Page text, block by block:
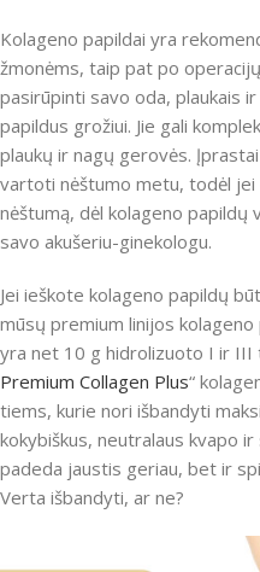
Kolageno papildai yra
žmonėms, taip pat po
pasirūpinti savo oda, plaukais
papildus grožiui. Jie gali
plaukų ir nagų gerovės.
vartoti nėštumo metu, todėl jei
nėštumą, dėl kolageno
savo akušeriu-ginekologu.
Jei ieškote kolageno papildų
mūsų premium linijos
yra net 10 g hidrolizuoto I ir III
Premium Collagen Plus“
tiems, kurie nori išbandyti
kokybiškus, neutralaus kvapo
padeda jaustis geriau, bet ir
Verta išbandyti, ar ne?